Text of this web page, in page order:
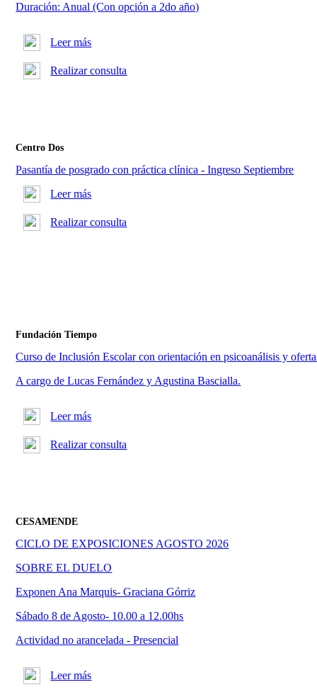
Duración: Anual (Con opción a 2do año)
Leer más
Realizar consulta
Centro Dos
Pasantía de posgrado con práctica clínica - Ingreso Septiembre
Leer más
Realizar consulta
Fundación Tiempo
Curso de Inclusión Escolar con orientación en psicoanálisis y
A cargo de Lucas Fernández y Agustina Bascialla.
Leer más
Realizar consulta
CESAMENDE
CICLO DE EXPOSICIONES AGOSTO 2026
SOBRE EL DUELO
Exponen Ana Marquis- Graciana Górriz
Sábado 8 de Agosto- 10.00 a 12.00hs
Actividad no arancelada - Presencial
Leer más